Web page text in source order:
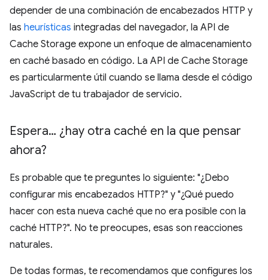
depender de una combinación de encabezados HTTP y
las heurísticas integradas del navegador, la API de
Cache Storage expone un enfoque de almacenamiento
en caché basado en código. La API de Cache Storage
es particularmente útil cuando se llama desde el código
JavaScript de tu trabajador de servicio.
Espera… ¿hay otra caché en la que pensar
ahora?
Es probable que te preguntes lo siguiente: "¿Debo
configurar mis encabezados HTTP?" y "¿Qué puedo
hacer con esta nueva caché que no era posible con la
caché HTTP?". No te preocupes, esas son reacciones
naturales.
De todas formas, te recomendamos que configures los